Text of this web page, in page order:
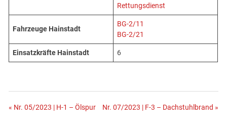
Rettungsdienst
Fahrzeuge Hainstadt
BG-2/11
BG-2/21
Einsatzkräfte Hainstadt 6
Beitragsnavigation
« Nr. 05/2023 | H-1 – Ölspur Nr. 07/2023 | F-3 – Dachstuhlbrand »